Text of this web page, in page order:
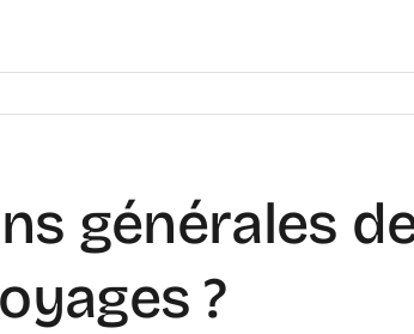
générales
?